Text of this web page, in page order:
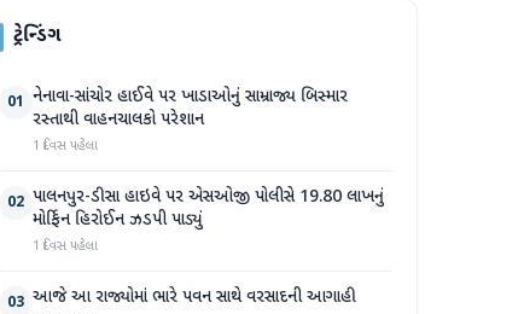
ટ્રેન્ડિંગ
01 નેનાવા-સાંચોર હાઈવે પર ખાડાઓનું સામ્રાજ્ય બિસ્માર
રસ્તાથી વાહનચાલકો પરેશાન
1 દિવસ પહેલા
02 પાલનપુર-ડીસા હાઇવે પર એસઓજી પોલીસે 19.80 લાખનું
મોર્ફિન હિરોઈન ઝડપી પાડ્યું
1 દિવસ પહેલા
03 આજે આ રાજ્યોમાં ભારે પવન સાથે વરસાદની આગાહી